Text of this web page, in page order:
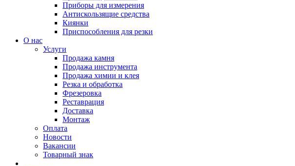
Приборы для измерения
Антискользящие средства
Киянки
Приспособления для резки
О нас
Услуги
Продажа камня
Продажа инструмента
Продажа химии и клея
Резка и обработка
Фрезеровка
Реставрация
Доставка
Монтаж
Оплата
Новости
Вакансии
Товарный знак